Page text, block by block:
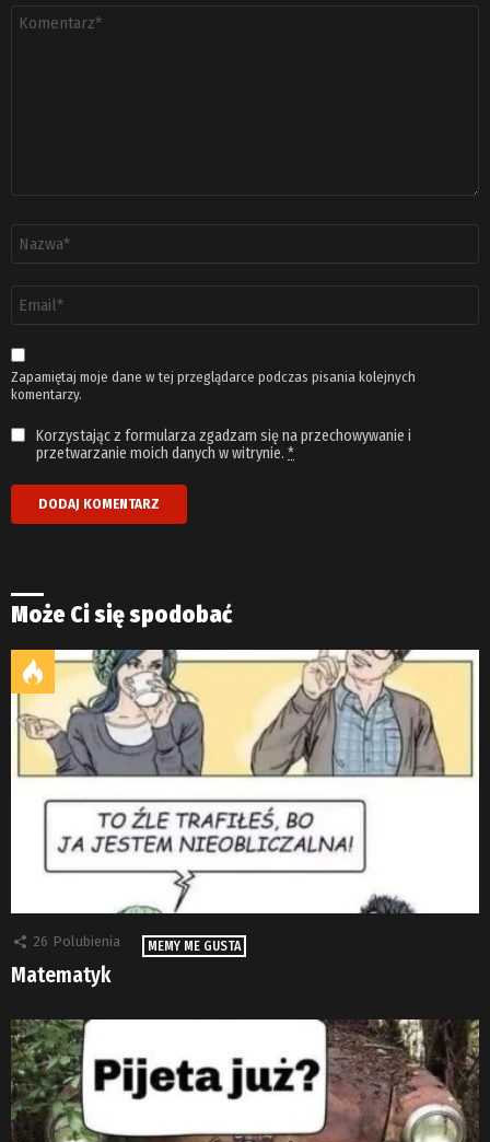
Komentarz
email
*
Zapamiętaj moje dane w tej przeglądarce podczas pisania kolejnych
komentarzy.
Korzystając z formularza zgadzam się na przechowywanie i
przetwarzanie moich danych w witrynie. *
Może Ci się spodobać
26 Polubienia MEMY ME GUSTA
Matematyk